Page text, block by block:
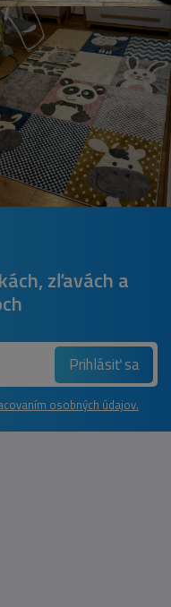
zľavách a
Prihlásiť sa
osobných údajov.